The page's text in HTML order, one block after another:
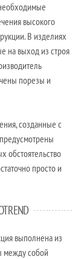
высокого
В изделиях
на выход из строя
порезы и
созданные с
обстоятельство
просто и
выполнена из
между собой